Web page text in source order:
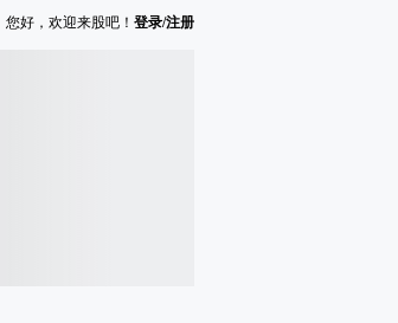
您好，欢迎来股吧！ 登录/注册